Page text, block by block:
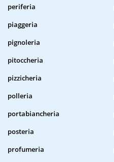
periferia
piaggeria
pignoleria
pitoccheria
pizzicheria
polleria
portabiancheria
posteria
profumeria